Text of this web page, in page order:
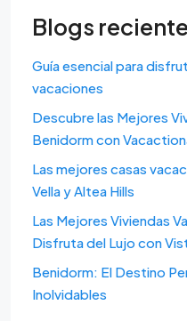
Blogs
Guía esencial para
vacaciones
Descubre las Mejores
Benidorm con
Las mejores casas
Vella y Altea Hills
Las Mejores Viviendas
Disfruta del Lujo con
Benidorm: El Destino
Inolvidables